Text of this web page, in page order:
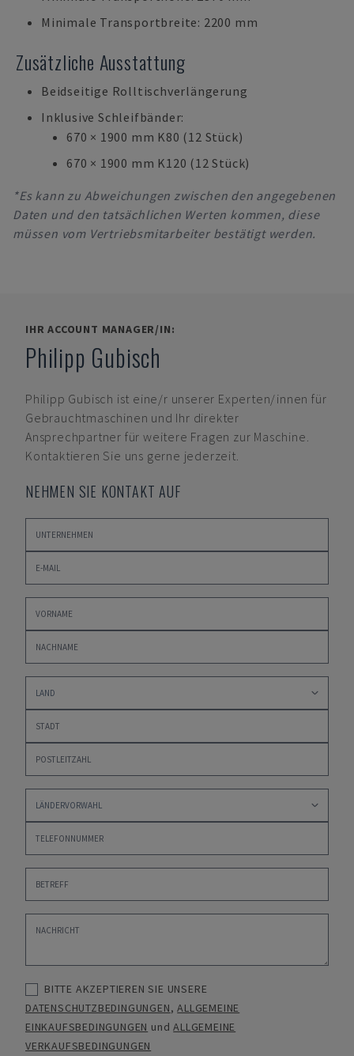
Minimale Transportbreite: 2200 mm
Zusätzliche Ausstattung
Beidseitige Rolltischverlängerung
Inklusive Schleifbänder:
670 × 1900 mm K80 (12 Stück)
670 × 1900 mm K120 (12 Stück)
*Es kann zu Abweichungen zwischen den angegebenen
Daten und den tatsächlichen Werten kommen, diese
müssen vom Vertriebsmitarbeiter bestätigt werden.
IHR ACCOUNT MANAGER/IN:
Philipp Gubisch
Philipp Gubisch ist eine/r unserer Experten/innen für
Gebrauchtmaschinen und Ihr direkter
Ansprechpartner für weitere Fragen zur Maschine.
Kontaktieren Sie uns gerne jederzeit.
NEHMEN SIE KONTAKT AUF
BITTE AKZEPTIEREN SIE UNSERE
DATENSCHUTZBEDINGUNGEN,ALLGEMEINE
EINKAUFSBEDINGUNGEN undALLGEMEINE
VERKAUFSBEDINGUNGEN